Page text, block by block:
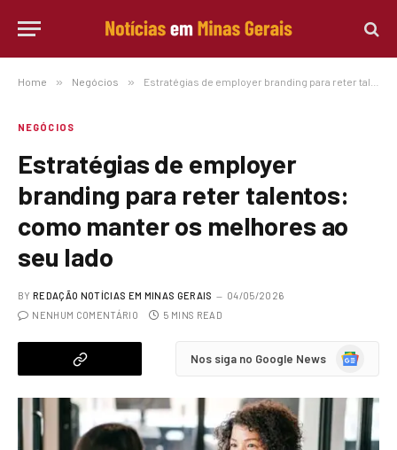
Home » Negócios » Estratégias de employer branding para reter talentos: como manter os melhores ao seu lado
NEGÓCIOS
Estratégias de employer
branding para reter talentos:
como manter os melhores ao
seu lado
BY REDAÇÃO NOTÍCIAS EM MINAS GERAIS
04/05/2026
NENHUM COMENTÁRIO
5 MINS READ
Nos siga no Google News
Google